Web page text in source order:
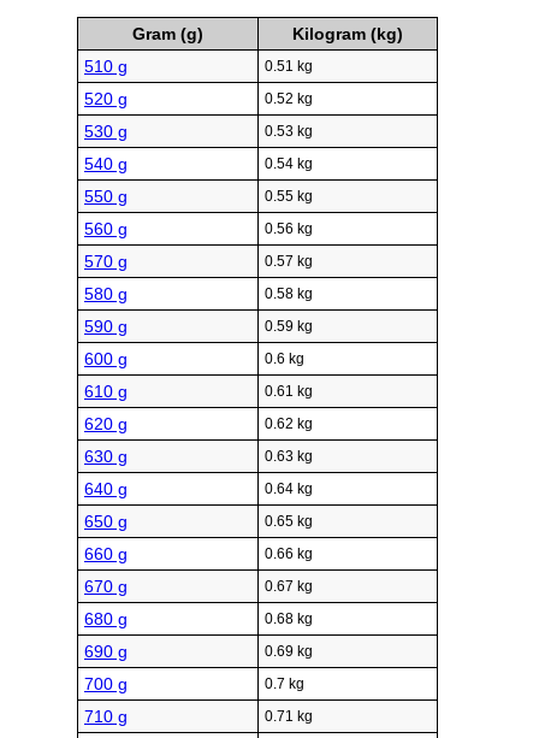
Gram (g)
Kilogram (kg)
510 g
0.51 kg
520 g 0.52 kg
530 g 0.53 kg
540 g 0.54 kg
550 g 0.55 kg
560 g 0.56 kg
570 g 0.57 kg
580 g 0.58 kg
590 g 0.59 kg
600 g 0.6 kg
610 g 0.61 kg
620 g 0.62 kg
630 g 0.63 kg
640 g 0.64 kg
650 g 0.65 kg
660 g 0.66 kg
670 g 0.67 kg
680 g 0.68 kg
690 g 0.69 kg
700 g 0.7 kg
710 g 0.71 kg